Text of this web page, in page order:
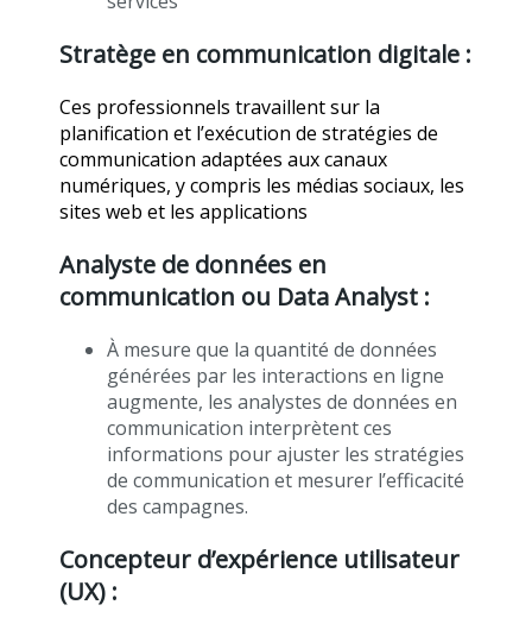
Stratège en communication digitale :
Ces professionnels travaillent sur la
planification et l’exécution de stratégies de
communication adaptées aux canaux
numériques, y compris les médias sociaux, les
sites web et les applications
Analyste de données en
communication ou Data Analyst :
À mesure que la quantité de données
générées par les interactions en ligne
augmente, les analystes de données en
communication interprètent ces
informations pour ajuster les stratégies
de communication et mesurer l’efficacité
des campagnes.
Concepteur d’expérience utilisateur
(UX) :